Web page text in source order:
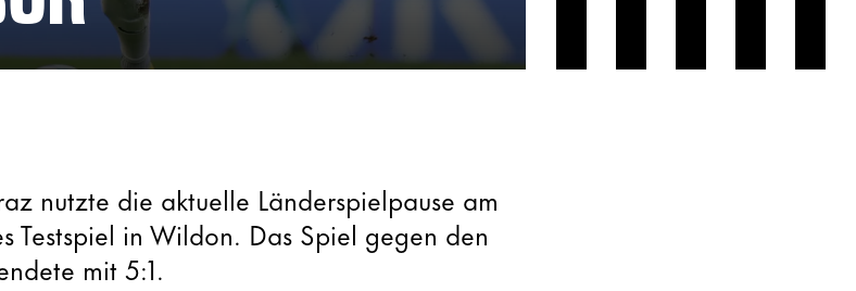
nutzte die aktuelle Länderspielpause am
Testspiel in Wildon. Das Spiel gegen den
mit 5:1.